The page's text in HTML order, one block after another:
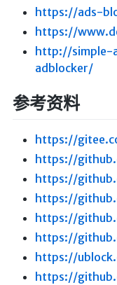
https://ads-
https://
http://simple-
adblocker/
参考资料
https://
https://
https://
https://
https://
https://
https://
https://